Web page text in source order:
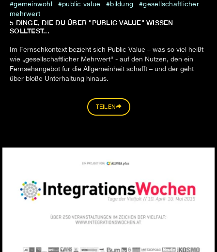
gemeinwohl
public value bildung
gesellschaftlicher
mehrwert
5 DINGE, DIE DU ÜBER "PUBLIC VALUE" WISSEN
SOLLTEST...
Im Fernsehkontext bezieht sich Public Value – was so viel heißt
wie „gesellschaftlicher Mehrwert“ - auf den Nutzen, den ein
Fernsehangebot für die Allgemeinheit schafft – und der geht
über bloße Unterhaltung hinaus.
TEILEN